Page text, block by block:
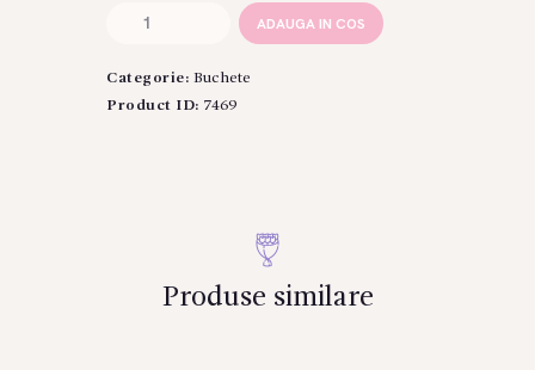
Cantitate
crizantema
alba
ADAUGA IN COS
Categorie: Buchete
Product ID: 7469
Produse similare